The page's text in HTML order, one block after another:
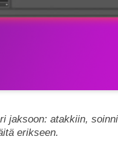
jaksoon: atakkiin,
erikseen.